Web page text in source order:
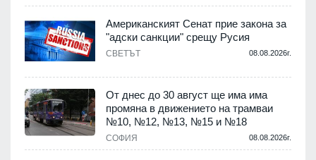
Американският Сенат прие закона за
"адски санкции" срещу Русия
СВЕТЪТ 08.08.2026г.
От днес до 30 август ще има има
промяна в движението на трамваи
№10, №12, №13, №15 и №18
СОФИЯ 08.08.2026г.